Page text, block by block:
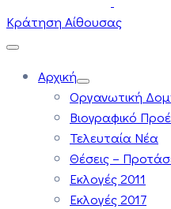
Κράτηση Αίθουσας
Αρχική
Οργανωτική
Βιογραφικό
Τελευταία Νέα
Θέσεις –
Εκλογές 2011
Εκλογές 2017